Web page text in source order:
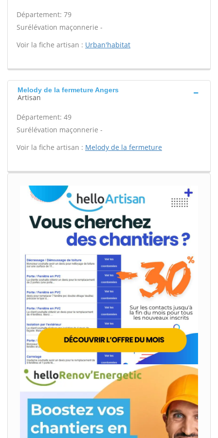
Département: 79
Surélévation maçonnerie -
Voir la fiche artisan : Urban'habitat
Melody de la fermeture Angers
Artisan
Département: 49
Surélévation maçonnerie -
Voir la fiche artisan : Melody de la fermeture